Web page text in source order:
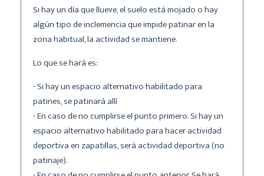
Si hay un día que llueve, el suelo está mojado o hay
algún tipo de inclemencia que impide patinar en la
zona habitual, la actividad se mantiene.
Lo que se hará es:
- Si hay un espacio alternativo habilitado para
patines, se patinará allí
- En caso de no cumplirse el punto primero. Si hay un
espacio alternativo habilitado para hacer actividad
deportiva en zapatillas, será actividad deportiva (no
patinaje).